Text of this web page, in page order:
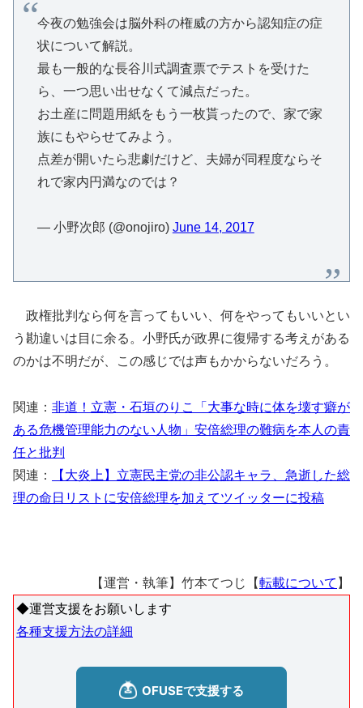
今夜の勉強会は脳外科の権威の方から認知症の症
状について解説。
最も一般的な長谷川式調査票でテストを受けた
ら、一つ思い出せなくて減点だった。
お土産に問題用紙をもう一枚貰ったので、家で家
族にもやらせてみよう。
点差が開いたら悲劇だけど、夫婦が同程度ならそ
れで家内円満なのでは？
— 小野次郎 (@onojiro) June 14, 2017
政権批判なら何を言ってもいい、何をやってもいいとい
う勘違いは目に余る。小野氏が政界に復帰する考えがある
のかは不明だが、この感じでは声もかからないだろう。
関連： 非道！立憲・石垣のりこ「大事な時に体を壊す癖が
ある危機管理能力のない人物」安倍総理の難病を本人の責
任と批判
関連：
【大炎上】立憲民主党の非公認キャラ、急逝した総
理の命日リストに安倍総理を加えてツイッターに投稿
【運営・執筆】竹本てつじ【転載について 】
◆運営支援をお願いします
各種支援方法の詳細